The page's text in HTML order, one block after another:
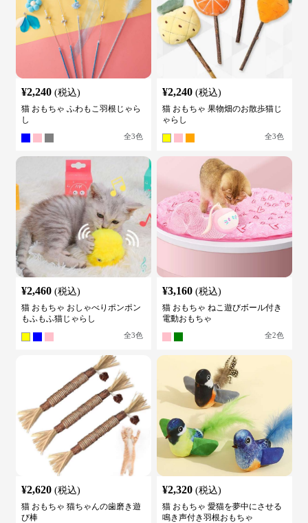
¥2,240 (税込)
猫 おもちゃ ふわもこ羽根じゃら
し
全3色
¥2,240 (税込)
猫 おもちゃ 果物畑のお散歩猫じ
ゃらし
全3色
¥2,460 (税込)
猫 おもちゃ おしゃべりポンポン
もふもふ猫じゃらし
全3色
¥3,160 (税込)
猫 おもちゃ ねこ遊びボール付き
電動おもちゃ
全2色
¥2,620 (税込)
猫 おもちゃ 猫ちゃんの歯磨き遊
び棒
¥2,320 (税込)
猫 おもちゃ 愛猫を夢中にさせる
鳴き声付き羽根おもちゃ